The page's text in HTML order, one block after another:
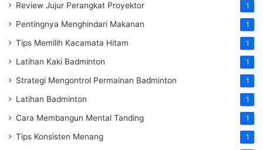
Review Jujur Perangkat Proyektor 1
Pentingnya Menghindari Makanan 1
Tips Memilih Kacamata Hitam 1
Latihan Kaki Badminton 1
Strategi Mengontrol Permainan Badminton 1
Latihan Badminton 1
Cara Membangun Mental Tanding 1
Tips Konsisten Menang 1